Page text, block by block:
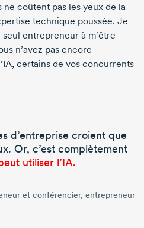
ne coûtent pas les yeux de la
technique poussée. Je
entrepreneur à m’être
n’avez pas encore
certains de vos concurrents
d’entreprise croient que
Or, c’est complètement
utiliser l’IA.
et conférencier, entrepreneur